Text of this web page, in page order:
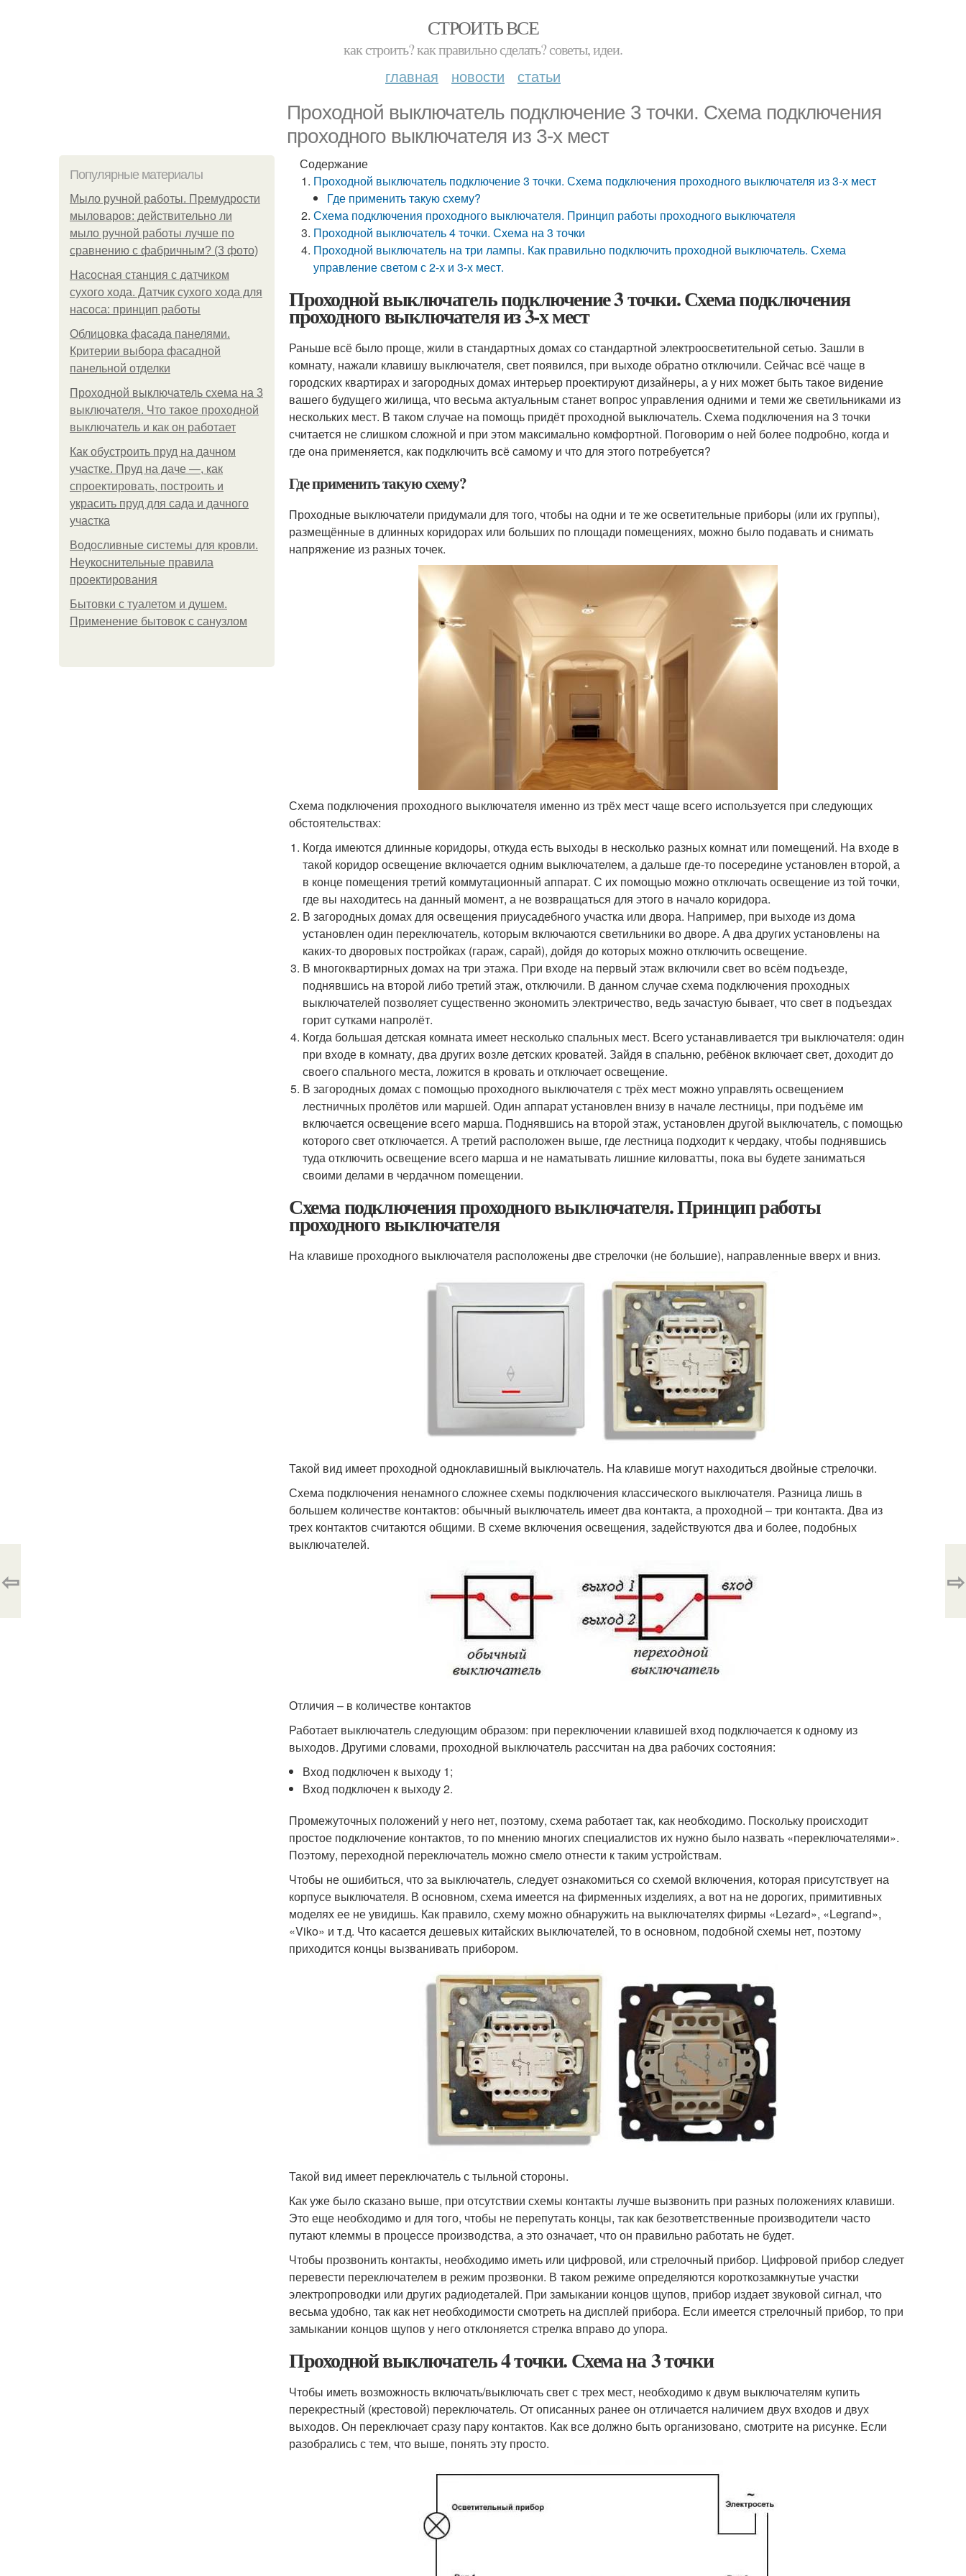
СТРОИТЬ ВСЕ
как строить? как правильно сделать? советы, идеи.
главная новости статьи
Проходной выключатель подключение 3 точки. Схема подключения
проходного выключателя из 3-х мест
Популярные материалы
Мыло ручной работы. Премудрости
мыловаров: действительно ли
мыло ручной работы лучше по
сравнению с фабричным? (3 фото)
Насосная станция с датчиком
сухого хода. Датчик сухого хода для
насоса: принцип работы
Облицовка фасада панелями.
Критерии выбора фасадной
панельной отделки
Проходной выключатель схема на 3
выключателя. Что такое проходной
выключатель и как он работает
Как обустроить пруд на дачном
участке. Пруд на даче —, как
спроектировать, построить и
украсить пруд для сада и дачного
участка
Водосливные системы для кровли.
Неукоснительные правила
проектирования
Бытовки с туалетом и душем.
Применение бытовок с санузлом
Содержание
Проходной выключатель подключение 3 точки. Схема подключения проходного выключателя из 3-х мест
Где применить такую схему?
Схема подключения проходного выключателя. Принцип работы проходного выключателя
Проходной выключатель 4 точки. Схема на 3 точки
Проходной выключатель на три лампы. Как правильно подключить проходной выключатель. Схема
управление светом с 2-х и 3-х мест.
Проходной выключатель подключение 3 точки. Схема подключения
проходного выключателя из 3-х мест
Раньше всё было проще, жили в стандартных домах со стандартной электроосветительной сетью. Зашли в
комнату, нажали клавишу выключателя, свет появился, при выходе обратно отключили. Сейчас всё чаще в
городских квартирах и загородных домах интерьер проектируют дизайнеры, а у них может быть такое видение
вашего будущего жилища, что весьма актуальным станет вопрос управления одними и теми же светильниками из
нескольких мест. В таком случае на помощь придёт проходной выключатель. Схема подключения на 3 точки
считается не слишком сложной и при этом максимально комфортной. Поговорим о ней более подробно, когда и
где она применяется, как подключить всё самому и что для этого потребуется?
Где применить такую схему?
Проходные выключатели придумали для того, чтобы на одни и те же осветительные приборы (или их группы),
размещённые в длинных коридорах или больших по площади помещениях, можно было подавать и снимать
напряжение из разных точек.
Схема подключения проходного выключателя именно из трёх мест чаще всего используется при следующих
обстоятельствах:
Когда имеются длинные коридоры, откуда есть выходы в несколько разных комнат или помещений. На входе в
такой коридор освещение включается одним выключателем, а дальше где-то посередине установлен второй, а
в конце помещения третий коммутационный аппарат. С их помощью можно отключать освещение из той точки,
где вы находитесь на данный момент, а не возвращаться для этого в начало коридора.
В загородных домах для освещения приусадебного участка или двора. Например, при выходе из дома
установлен один переключатель, которым включаются светильники во дворе. А два других установлены на
каких-то дворовых постройках (гараж, сарай), дойдя до которых можно отключить освещение.
В многоквартирных домах на три этажа. При входе на первый этаж включили свет во всём подъезде,
поднявшись на второй либо третий этаж, отключили. В данном случае схема подключения проходных
выключателей позволяет существенно экономить электричество, ведь зачастую бывает, что свет в подъездах
горит сутками напролёт.
Когда большая детская комната имеет несколько спальных мест. Всего устанавливается три выключателя: один
при входе в комнату, два других возле детских кроватей. Зайдя в спальню, ребёнок включает свет, доходит до
своего спального места, ложится в кровать и отключает освещение.
В загородных домах с помощью проходного выключателя с трёх мест можно управлять освещением
лестничных пролётов или маршей. Один аппарат установлен внизу в начале лестницы, при подъёме им
включается освещение всего марша. Поднявшись на второй этаж, установлен другой выключатель, с помощью
которого свет отключается. А третий расположен выше, где лестница подходит к чердаку, чтобы поднявшись
туда отключить освещение всего марша и не наматывать лишние киловатты, пока вы будете заниматься
своими делами в чердачном помещении.
Схема подключения проходного выключателя. Принцип работы
проходного выключателя
На клавише проходного выключателя расположены две стрелочки (не большие), направленные вверх и вниз.
Такой вид имеет проходной одноклавишный выключатель. На клавише могут находиться двойные стрелочки.
Схема подключения ненамного сложнее схемы подключения классического выключателя. Разница лишь в
большем количестве контактов: обычный выключатель имеет два контакта, а проходной – три контакта. Два из
трех контактов считаются общими. В схеме включения освещения, задействуются два и более, подобных
выключателей.
Отличия – в количестве контактов
Работает выключатель следующим образом: при переключении клавишей вход подключается к одному из
выходов. Другими словами, проходной выключатель рассчитан на два рабочих состояния:
Вход подключен к выходу 1;
Вход подключен к выходу 2.
Промежуточных положений у него нет, поэтому, схема работает так, как необходимо. Поскольку происходит
простое подключение контактов, то по мнению многих специалистов их нужно было назвать «переключателями».
Поэтому, переходной переключатель можно смело отнести к таким устройствам.
Чтобы не ошибиться, что за выключатель, следует ознакомиться со схемой включения, которая присутствует на
корпусе выключателя. В основном, схема имеется на фирменных изделиях, а вот на не дорогих, примитивных
моделях ее не увидишь. Как правило, схему можно обнаружить на выключателях фирмы «Lezard», «Legrand»,
«Viko» и т.д. Что касается дешевых китайских выключателей, то в основном, подобной схемы нет, поэтому
приходится концы вызванивать прибором.
Такой вид имеет переключатель с тыльной стороны.
Как уже было сказано выше, при отсутствии схемы контакты лучше вызвонить при разных положениях клавиши.
Это еще необходимо и для того, чтобы не перепутать концы, так как безответственные производители часто
путают клеммы в процессе производства, а это означает, что он правильно работать не будет.
Чтобы прозвонить контакты, необходимо иметь или цифровой, или стрелочный прибор. Цифровой прибор следует
перевести переключателем в режим прозвонки. В таком режиме определяются короткозамкнутые участки
электропроводки или других радиодеталей. При замыкании концов щупов, прибор издает звуковой сигнал, что
весьма удобно, так как нет необходимости смотреть на дисплей прибора. Если имеется стрелочный прибор, то при
замыкании концов щупов у него отклоняется стрелка вправо до упора.
Проходной выключатель 4 точки. Схема на 3 точки
Чтобы иметь возможность включать/выключать свет с трех мест, необходимо к двум выключателям купить
перекрестный (крестовой) переключатель. От описанных ранее он отличается наличием двух входов и двух
выходов. Он переключает сразу пару контактов. Как все должно быть организовано, смотрите на рисунке. Если
разобрались с тем, что выше, понять эту просто.
⇦ ⇨